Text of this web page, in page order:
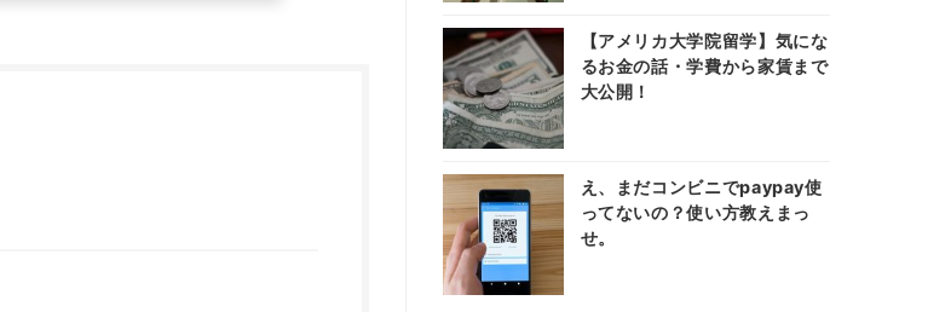
【アメリカ大学院留学】気にな
るお金の話・学費から家賃まで
大公開！
え、まだコンビニでpaypay使
ってないの？使い方教えまっ
せ。